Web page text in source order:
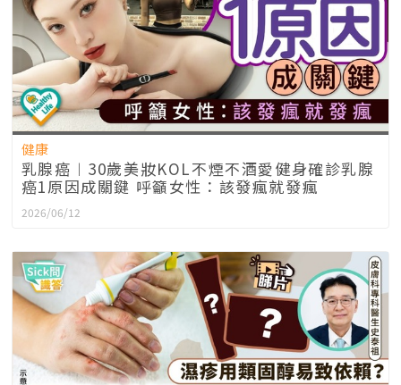
健康
乳腺癌︱30歲美妝KOL不煙不酒愛健身確診乳腺
癌1原因成關鍵 呼籲女性：該發瘋就發瘋
2026/06/12